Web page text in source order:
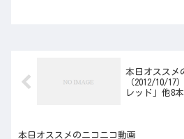
本日オススメ
（2012/10/17
レッド」他8本
本日オススメのニコニコ動画